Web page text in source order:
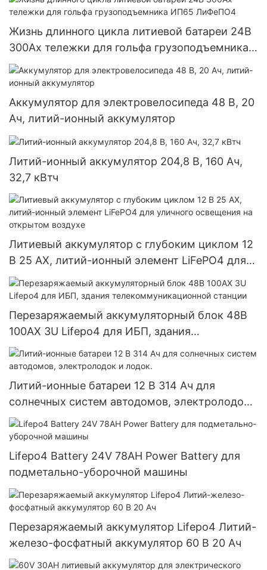
Жизнь длинного цикла литиевой батареи 24В
300Ах тележки для гольфа грузоподъемника
ИП65 ЛиФеПО4
Аккумулятор для электровелосипеда 48 В, 20
Ач, литий-ионный аккумулятор
Литий-ионный аккумулятор 204,8 В, 160 Ач,
32,7 кВтч
Литиевый аккумулятор с глубоким циклом 12
В 25 АХ, литий-ионный элемент LiFePO4 для
уличного освещения на открытом воздухе
Перезаряжаемый аккумуляторный блок 48В
100АХ 3U Lifepo4 для ИБП, здания
телекоммуникационной станции
Литий-ионные батареи 12 В 314 Ач для
солнечных систем автодомов, электролодок
и лодок.
Lifepo4 Battery 24V 78AH Power Battery для
подметально-уборочной машины
Перезаряжаемый аккумулятор Lifepo4 Литий-
железо-фосфатный аккумулятор 60 В 20 Ач